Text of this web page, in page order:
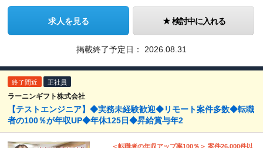
求人を見る 検討中に入れる
掲載終了予定日： 2026.08.31
終了間近 正社員
ラーニンギフト株式会社
【テストエンジニア】◆実務未経験歓迎◆リモート案件多数◆転職
者の100％が年収UP◆年休125日◆昇給賞与年2
＜転職者の年収アップ率100％＞ 案件26,000件以